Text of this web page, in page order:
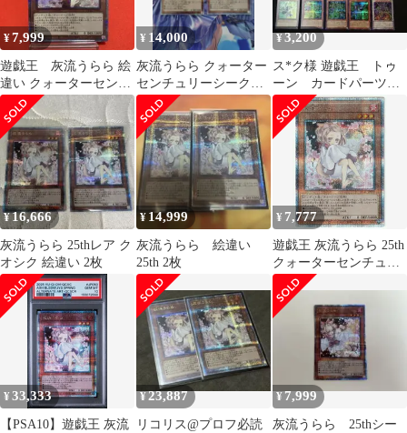
¥7,999
遊戯王 灰流うらら 絵
違い クォーターセンチ
ュリーシークレットレ
ア①
¥ 14,000
灰流うらら クォーター
センチュリーシークレ
ットレア 2枚 25thレア
¥3,200
ス*ク様 遊戯王 トゥ
ーン カードパーツセ
ット
¥16,666
灰流うらら 25thレア ク
オシク 絵違い 2枚
¥ 14,999
灰流うらら 絵違い
25th 2枚
¥ 7,777
遊戯王 灰流うらら 25th
クォーターセンチュリ
ーシークレット QCAC
絵違い
¥33,333
【PSA10】遊戯王 灰流
¥23,887
リコリス@プロフ必読
¥7,999
灰流うらら 25thシー